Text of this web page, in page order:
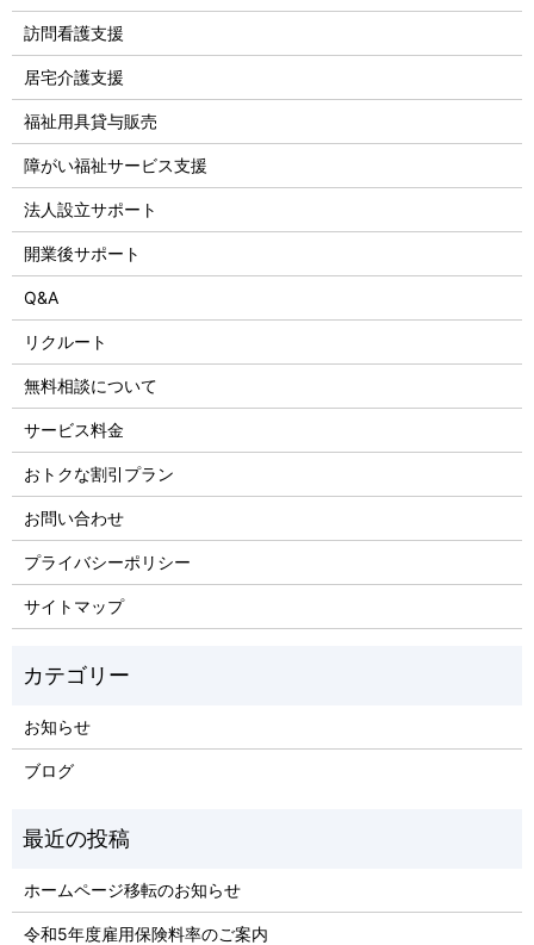
訪問看護支援
居宅介護支援
福祉用具貸与販売
障がい福祉サービス支援
法人設立サポート
開業後サポート
Q&A
リクルート
無料相談について
サービス料金
おトクな割引プラン
お問い合わせ
プライバシーポリシー
サイトマップ
お知らせ
ブログ
ホームページ移転のお知らせ
令和5年度雇用保険料率のご案内